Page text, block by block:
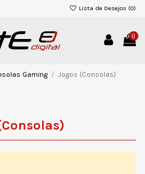
Lista de Desejos (0)
0
Gaming Jogos (Consolas)